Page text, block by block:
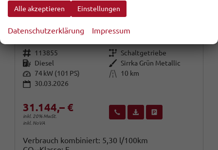
Citroën Berlingo
MAX PKW Nav Keyl Kam PrivG 16Z DigC LED
unverbindliche Lieferzeit: 18.08.2026 Fahrzeug mit Tageszulassung
Fahrzeugnr. 113855 Getriebe Schaltgetriebe
Kraftstoff Diesel Außenfarbe
Sirrka Grün Metallic
Leistung 74 kW (101 PS) Kilometerstand
10 km
30.03.2026
31.144,– €
inkl. 20% MwSt.
inkl. NoVA
Wir rufen Sie anFahrzeugexposé (PDF)
Verbrauch kombiniert: 5,30 l/100km
Alle akzeptieren Einstellungen
Datenschutzerklärung Impressum